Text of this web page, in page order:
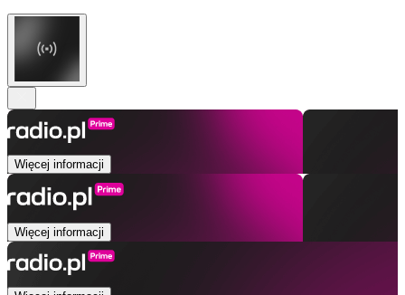
Więcej informacji
Więcej informacji